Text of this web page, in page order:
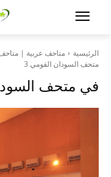
الرئيسية متاحف عربية | متاحف
متحف السودان القومي 3
في متحف